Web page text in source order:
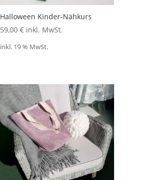
Halloween Kinder-Nähkurs
59,00€ inkl. MwSt.
inkl. 19 % MwSt.